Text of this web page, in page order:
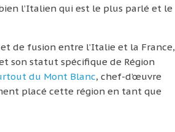
l’Italien qui est le plus parlé et le
de fusion entre l’Italie et la France,
son statut spécifique de Région
du Mont Blanc, chef-d’œuvre
placé cette région en tant que